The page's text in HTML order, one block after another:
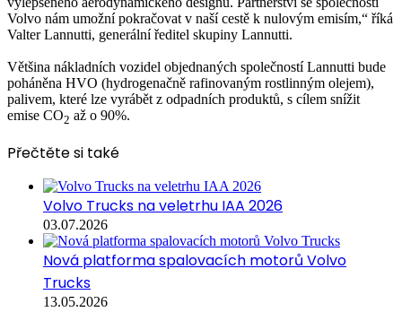
Volvo nám umožní pokračovat v naší cestě k nulovým emisím,“ říká
Valter Lannutti, generální ředitel skupiny Lannutti.
Většina nákladních vozidel objednaných společností Lannutti bude
poháněna HVO (hydrogenačně rafinovaným rostlinným olejem),
palivem, které lze vyrábět z odpadních produktů, s cílem snížit
emise CO2 až o 90%.
Přečtěte si také
Volvo Trucks na veletrhu IAA 2026
03.07.2026
Nová platforma spalovacích motorů Volvo
Trucks
13.05.2026